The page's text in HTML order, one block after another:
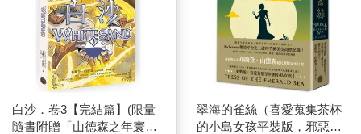
白沙．卷3【完結篇】(限量
隨書附贈「山德森之年寰宇
翠海的雀絲（喜愛蒐集茶杯
的小島女孩平裝版，邪惡奇